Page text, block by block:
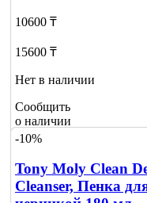
10600 ₸
15600 ₸
Нет в наличии
Сообщить
о наличии
-10%
Tony Moly Clean
Cleanser, Пенка